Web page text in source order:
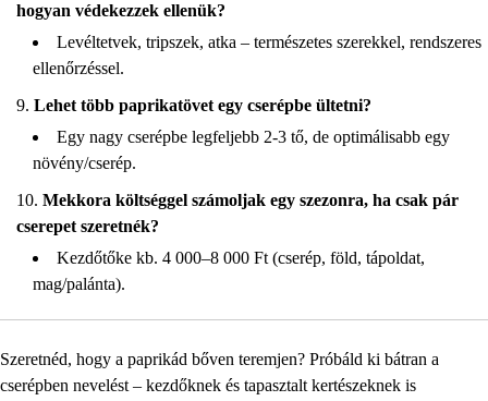
hogyan védekezzek ellenük?
Levéltetvek, tripszek, atka – természetes szerekkel, rendszeres
ellenőrzéssel.
Lehet több paprikatövet egy cserépbe ültetni?
Egy nagy cserépbe legfeljebb 2-3 tő, de optimálisabb egy
növény/cserép.
Mekkora költséggel számoljak egy szezonra, ha csak pár
cserepet szeretnék?
Kezdőtőke kb. 4 000–8 000 Ft (cserép, föld, tápoldat,
mag/palánta).
Szeretnéd, hogy a paprikád bőven teremjen? Próbáld ki bátran a
cserépben nevelést – kezdőknek és tapasztalt kertészeknek is